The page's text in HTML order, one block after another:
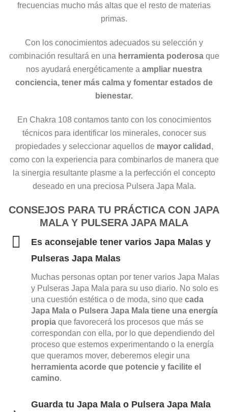
frecuencias mucho más altas que el resto de materias
primas.
Con los conocimientos adecuados su selección y
combinación resultará en una herramienta poderosaque
nos ayudará energéticamente a ampliar nuestra
conciencia, tener más calma y fomentar estados de
bienestar.
En Chakra 108 contamos tanto con los conocimientos
técnicos para identificar los minerales, conocer sus
propiedades y seleccionar aquellos de mayor calidad ,
como con la experiencia para combinarlos de manera que
la sinergia resultante plasme a la perfección el concepto
deseado en una preciosa Pulsera Japa Mala.
CONSEJOS PARA TU PRÁCTICA CON JAPA
MALA Y PULSERA JAPA MALA
Es aconsejable tener varios Japa Malas y
Pulseras Japa Malas
Muchas personas optan por tener varios Japa Malas
y Pulseras Japa Mala para su uso diario. No solo es
una cuestión estética o de moda, sino que cada
Japa Mala o Pulsera Japa Mala tiene una energía
propia que favorecerá los procesos que más se
correspondan con ella, por lo que dependiendo del
proceso que estemos experimentando o la energía
que queramos mover, deberemos elegir una
herramienta acorde que potencie y facilite el
camino.
Guarda tu Japa Mala o Pulsera Japa Mala